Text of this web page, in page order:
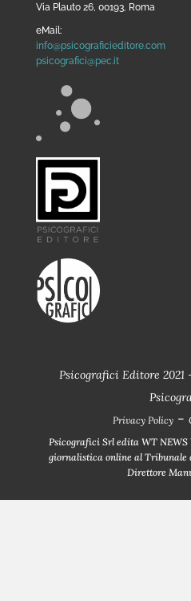
Via Plauto 26, 00193, Roma
eMail:
info@psicograficieditore.com
psicografici@pec.it
Psicografici Editore 2021
Privacy Policy -
Psicografici Srl edita WT
giornalistica online al Tribunale
Direttore